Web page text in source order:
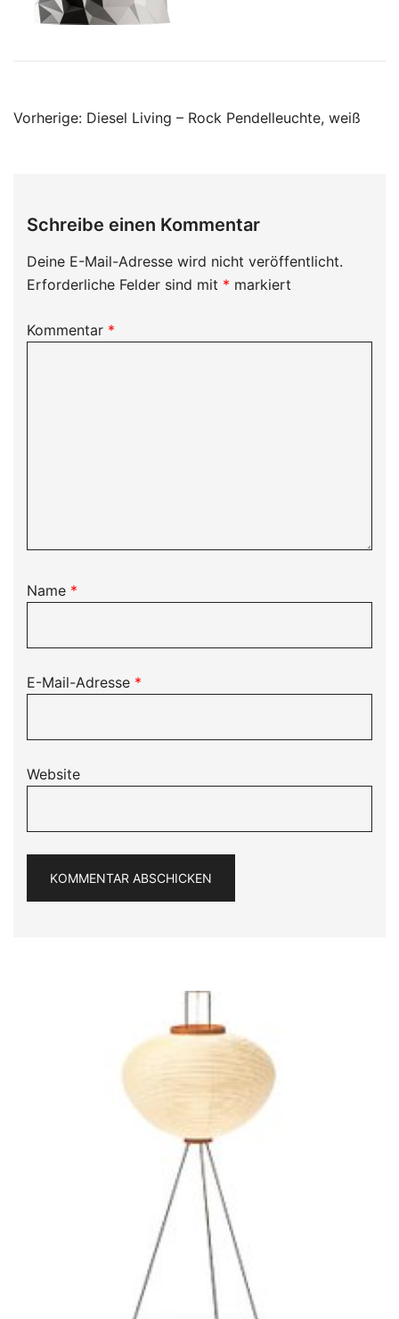
Beitragsnavigation
Vorherige: Diesel Living – Rock Pendelleuchte, weiß
Schreibe einen Kommentar
Deine E-Mail-Adresse wird nicht veröffentlicht.
Erforderliche Felder sind mit * markiert
Kommentar *
Name *
E-Mail-Adresse *
Website